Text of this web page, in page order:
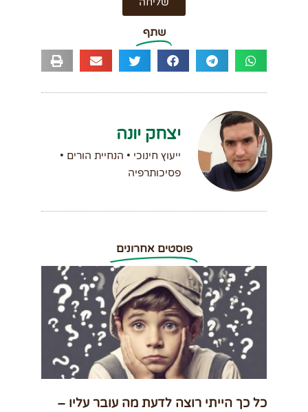
שתף
יצחק יונה
ייעוץ חינוכי • הנחיית הורים •
פסיכותרפיה
פוסטים אחרונים
כל כך הייתי רוצה לדעת מה עובר עליו –